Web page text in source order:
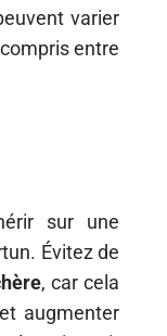
varier
entre
sur une
Évitez de
, car cela
augmenter